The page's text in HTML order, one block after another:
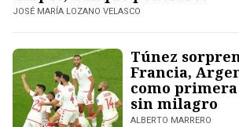
JOSÉ MARÍA LOZANO VELASCO
Túnez
Francia,
como primera
sin milagro
ALBERTO MARRERO